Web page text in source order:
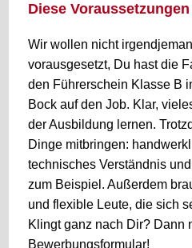
Diese
Wir wollen nicht
vorausgesetzt, Du hast die
den Führerschein Klasse B
Bock auf den Job. Klar,
der Ausbildung lernen.
Dinge mitbringen:
technisches Verständnis
zum Beispiel. Außerdem
und flexible Leute, die sich
Klingt ganz nach Dir? Dann
Bewerbungsformular!